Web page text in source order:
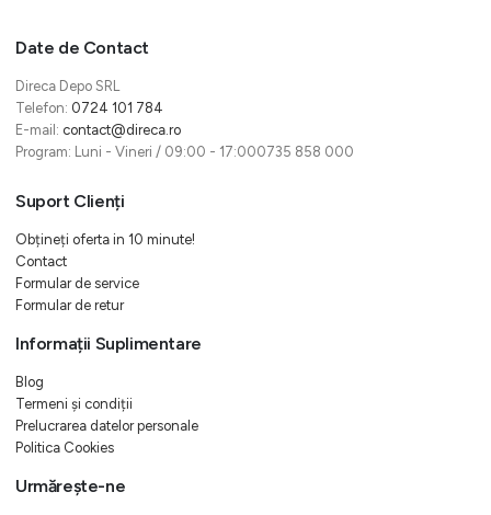
Date de Contact
Direca Depo SRL
Telefon: 0724 101 784
E-mail: contact@direca.ro
Program: Luni - Vineri / 09:00 - 17:000735 858 000
Suport Clienți
Obțineți oferta in 10 minute!
Contact
Formular de service
Formular de retur
Informații Suplimentare
Blog
Termeni și condiții
Prelucrarea datelor personale
Politica Cookies
Urmărește-ne